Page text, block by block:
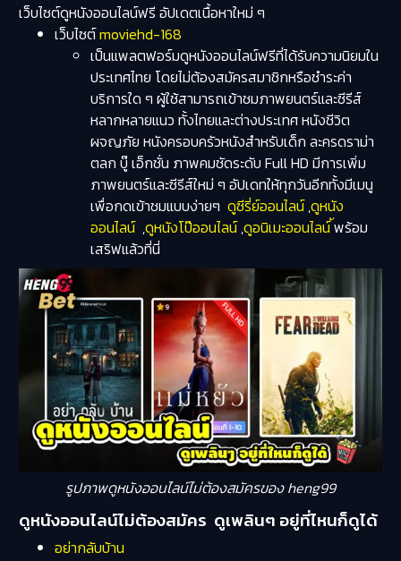
เว็บไซต์ดูหนังออนไลน์ฟรี อัปเดตเนื้อหาใหม่ ๆ
เว็บไซต์moviehd-168
เป็นแพลตฟอร์มดูหนังออนไลน์ฟรีที่ได้รับความนิยมใน
ประเทศไทย โดยไม่ต้องสมัครสมาชิกหรือชำระค่า
บริการใด ๆ ผู้ใช้สามารถเข้าชมภาพยนตร์และซีรีส์
หลากหลายแนว ทั้งไทยและต่างประเทศหนังชีวิต
ผจญภัย หนังครอบครัวหนังสำหรับเด็ก ละครดราม่า
ตลก บู๊ เอ็กชั่น ภาพคมชัดระดับ Full HD มีการเพิ่ม
ภาพยนตร์และซีรีส์ใหม่ ๆ อัปเดทให้ทุกวันอีกทั้งมีเมนู
เพื่อกดเข้าชมแบบง่ายๆ ดูซีรี่ย์ออนไลน์,ดูหนัง
ออนไลน์ ,ดูหนังโป๊ออนไลน์,ดูอนิเมะออนไลน์้พร้อม
เสริฟแล้วที่นี่
รูปภาพดูหนังออนไลน์ไม่ต้องสมัครของ heng99
ดูหนังออนไลน์ไม่ต้องสมัคร ดูเพลินๆ อยู่ที่ไหนก็ดูได้
อย่ากลับบ้าน